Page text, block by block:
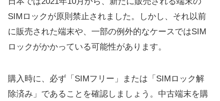
SIMロックが原則禁止されました。しかし、それ以前
に販売された端末や、一部の例外的なケースではSIM
ロックがかかっている可能性があります。
購入時に、必ず「SIMフリー」または「SIMロック解
除済み」であることを確認しましょう。中古端末を購